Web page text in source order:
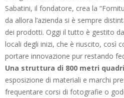
Sabatini, il fondatore, crea la
da allora l’azienda si è sempre
dei prodotti. Oggi il tutto è gestito
locali degli inizi, che è riuscito, così
portare innovazione pur restando
Una struttura di 800 metri quadri
esposizione di materiali e marchi
frequentare corsi di fotografie o